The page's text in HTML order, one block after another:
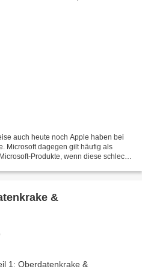
auch heute noch Apple haben bei
Microsoft dagegen gilt häufig als
Produkte, wenn diese schlecht
&